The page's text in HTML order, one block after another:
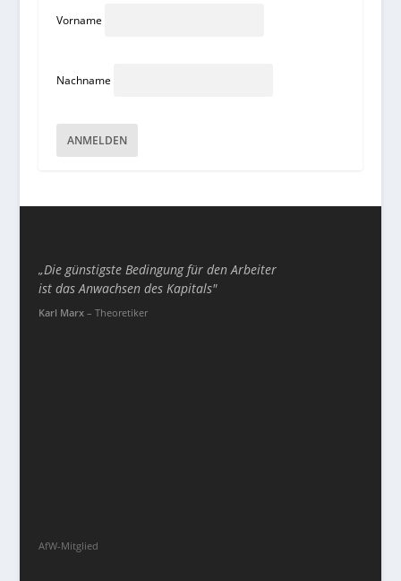
Vorname
Nachname
„Die günstigste Bedingung für den Arbeiter
ist das Anwachsen des Kapitals"
Karl Marx– Theoretiker
AfW-Mitglied